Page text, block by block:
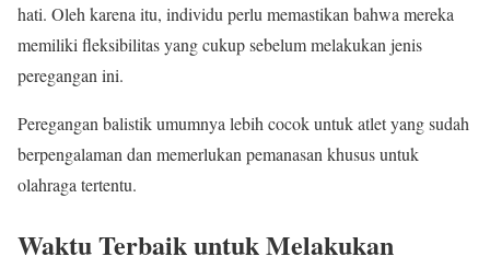
hati. Oleh karena itu, individu perlu memastikan bahwa mereka
memiliki fleksibilitas yang cukup sebelum melakukan jenis
peregangan ini.
Peregangan balistik umumnya lebih cocok untuk atlet yang sudah
berpengalaman dan memerlukan pemanasan khusus untuk
olahraga tertentu.
Waktu Terbaik untuk Melakukan